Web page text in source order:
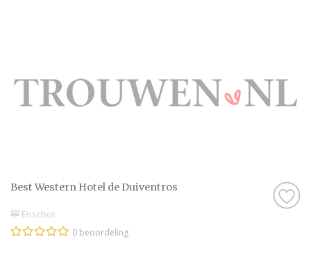
Best Western Hotel de Duiventros
Enschot
0 beoordeling